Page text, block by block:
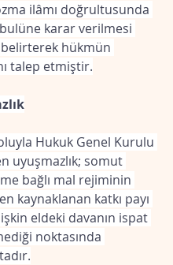
ilâmı doğrultusunda
karar verilmesi
hükmün
talep etmiştir.
Hukuk Genel Kurulu
uyuşmazlık; somut
bağlı mal rejiminin
kaynaklanan katkı payı
eldeki davanın ispat
noktasında